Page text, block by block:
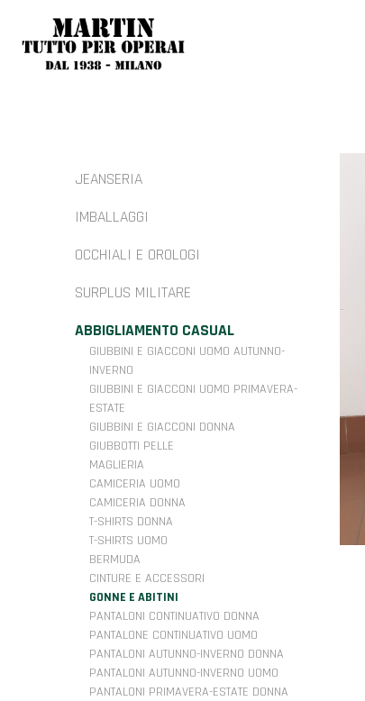
JEANSERIA
IMBALLAGGI
OCCHIALI E OROLOGI
SURPLUS MILITARE
ABBIGLIAMENTO CASUAL
GIUBBINI E GIACCONI UOMO AUTUNNO-
INVERNO
GIUBBINI E GIACCONI UOMO PRIMAVERA-
ESTATE
GIUBBINI E GIACCONI DONNA
GIUBBOTTI PELLE
MAGLIERIA
CAMICERIA UOMO
CAMICERIA DONNA
T-SHIRTS DONNA
T-SHIRTS UOMO
BERMUDA
CINTURE E ACCESSORI
GONNE E ABITINI
PANTALONI CONTINUATIVO DONNA
PANTALONE CONTINUATIVO UOMO
PANTALONI AUTUNNO-INVERNO DONNA
PANTALONI AUTUNNO-INVERNO UOMO
PANTALONI PRIMAVERA-ESTATE DONNA